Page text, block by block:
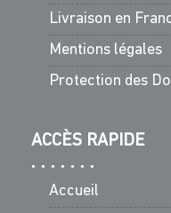
Livraison en
Mentions légales
Protection des
ACCÈS RAPIDE
Accueil